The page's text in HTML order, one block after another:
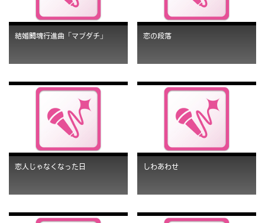
結婚闘魂行進曲「マブダチ」 恋の段落
恋人じゃなくなった日 しわあわせ